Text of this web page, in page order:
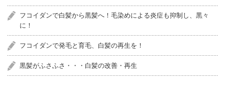
フコイダンで白髪から黒髪へ！毛染めによる炎症も抑制し、黒々
に！
フコイダンで発毛と育毛、白髪の再生を！
黒髪がふさふさ・・・白髪の改善・再生